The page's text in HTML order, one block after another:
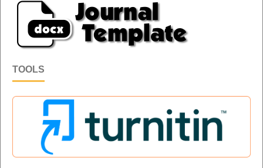
TOOLS